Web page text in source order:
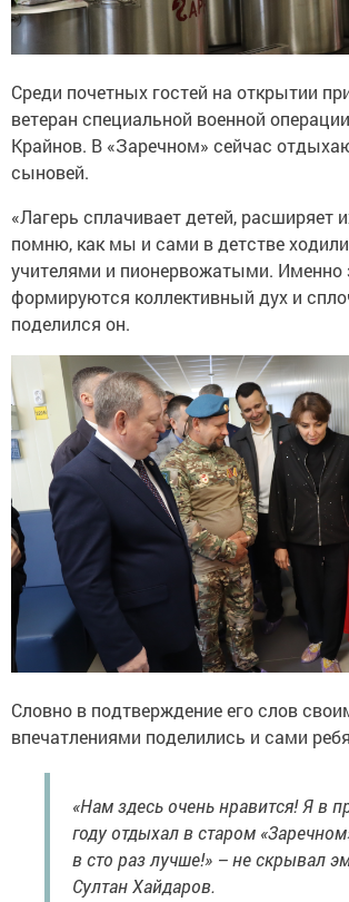
Среди почетных гостей на открытии
ветеран специальной военной
Крайнов. В «Заречном» сейчас
сыновей.
«Лагерь сплачивает детей, расширяет
помню, как мы и сами в детстве
учителями и пионервожатыми. Именно
формируются коллективный дух и
поделился он.
Словно в подтверждение его слов
впечатлениями поделились и сами
«Нам здесь очень нравится! Я в
году отдыхал в старом
в сто раз лучше!» – не скрывал
Султан Хайдаров.